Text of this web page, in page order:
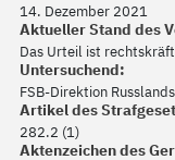
14. Dezember 2021
Aktueller Stand des
Das Urteil ist
Untersuchend:
FSB-Direktion
Artikel des
282.2 (1)
Aktenzeichen des